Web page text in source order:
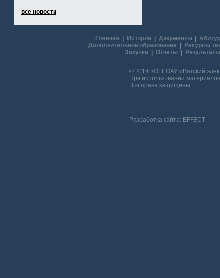
все новости
Главная История Документы|
Дополнительное образование
Ресурсы
Закупки| Отчеты|
© 2014 КОГПОАУ «Вятский
При использовании
Все права защищены.
Разработка сайта: EFFECT